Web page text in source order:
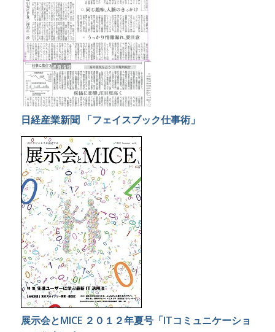
日経産業新聞 「フェイスブック仕事術」
展示会とMICE ２０１２年夏号「ITコミュニケーショ